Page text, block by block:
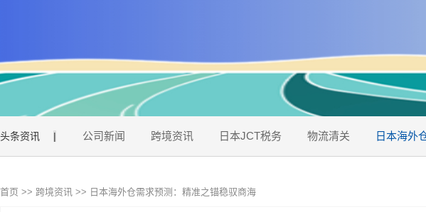
头条资讯 | 公司新闻 跨境资讯 日本JCT税务 物流清关 日本海外
首页 >> 跨境资讯 >> 日本海外仓需求预测：精准之锚稳驭商海